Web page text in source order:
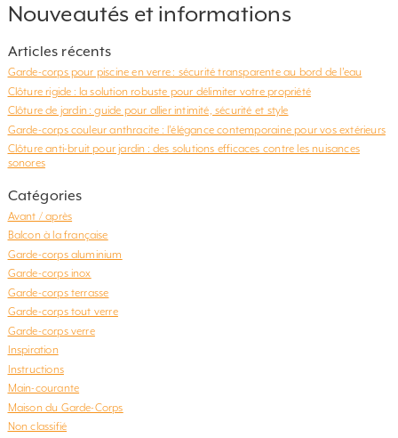
Nouveautés et informations
Articles récents
Garde-corps pour piscine en verre : sécurité transparente au bord de l’eau
Clôture rigide : la solution robuste pour délimiter votre propriété
Clôture de jardin : guide pour allier intimité, sécurité et style
Garde-corps couleur anthracite : l’élégance contemporaine pour vos extérieurs
Clôture anti-bruit pour jardin : des solutions efficaces contre les nuisances
sonores
Catégories
Avant / après
Balcon à la française
Garde-corps aluminium
Garde-corps inox
Garde-corps terrasse
Garde-corps tout verre
Garde-corps verre
Inspiration
Instructions
Main-courante
Maison du Garde-Corps
Non classifié